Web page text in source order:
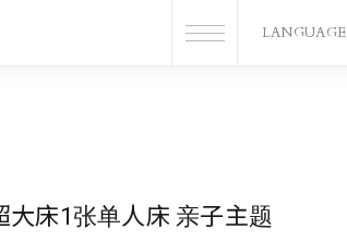
LANGUAGE
大床1张单人床 亲子主题